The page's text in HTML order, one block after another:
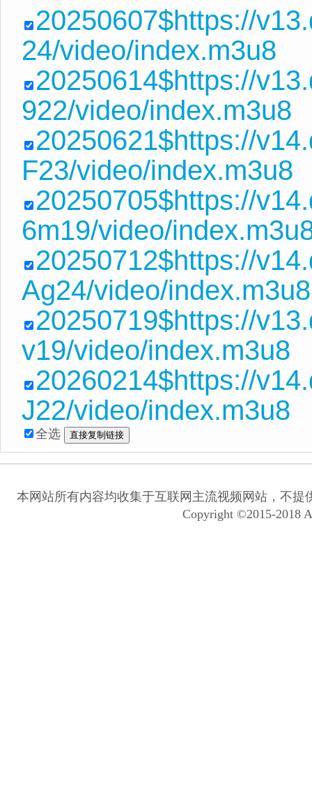
20250607$https://
24/video/index.m3u8
20250614$https://
922/video/index.m3u8
20250621$https://
F23/video/index.m3u8
20250705$https://
6m19/video/
20250712$https://
Ag24/video/index.m3u8
20250719$https://
v19/video/index.m3u8
20260214$https://
J22/video/index.m3u8
全选
本网站所有内容均收集于互联网主流视频网站，不
Copyright ©2015-2018